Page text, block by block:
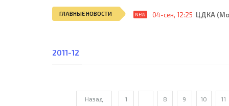
ГЛАВНЫЕ НОВОСТИ NEW 04-сен, 12:25 ЦДКА
2011-12
Назад 1 8 9 10 11